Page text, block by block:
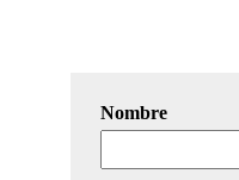
Nombre